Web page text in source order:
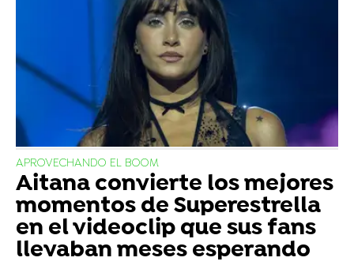
APROVECHANDO EL BOOM
Aitana convierte los mejores
momentos de Superestrella
en el videoclip que sus fans
llevaban meses esperando